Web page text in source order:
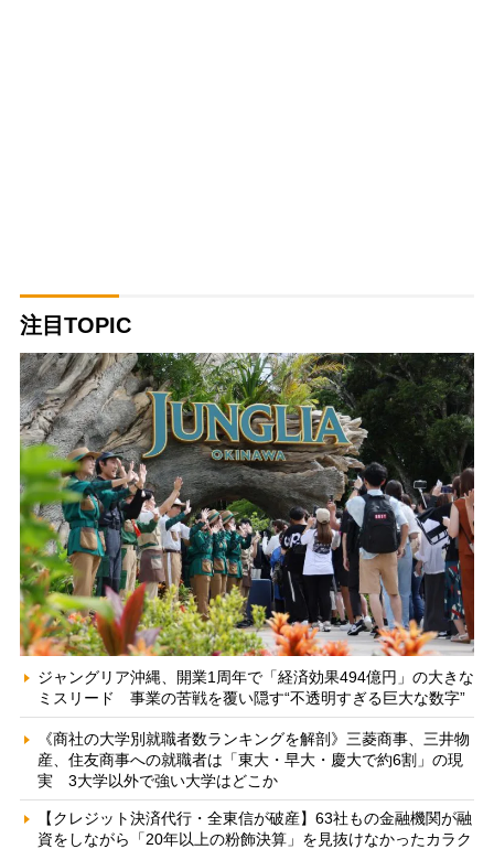
注目TOPIC
ジャングリア沖縄、開業1周年で「経済効果494億円」の大きな
ミスリード 事業の苦戦を覆い隠す“不透明すぎる巨大な数字”
《商社の大学別就職者数ランキングを解剖》三菱商事、三井物
産、住友商事への就職者は「東大・早大・慶大で約6割」の現
実 3大学以外で強い大学はどこか
【クレジット決済代行・全東信が破産】63社もの金融機関が融
資をしながら「20年以上の粉飾決算」を見抜けなかったカラク